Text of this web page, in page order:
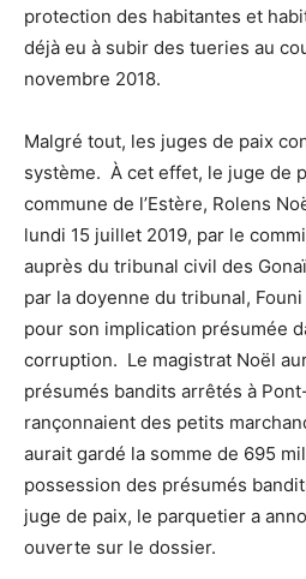
protection des habitantes et
déjà eu à subir des tueries au
novembre 2018.
Malgré tout, les juges de paix
système. À cet effet, le juge de
commune de l’Estère, Rolens
lundi 15 juillet 2019, par le
auprès du tribunal civil des
par la doyenne du tribunal,
pour son implication présumée
corruption. Le magistrat Noël
présumés bandits arrêtés à
rançonnaient des petits
aurait gardé la somme de 695
possession des présumés
juge de paix, le parquetier a
ouverte sur le dossier.